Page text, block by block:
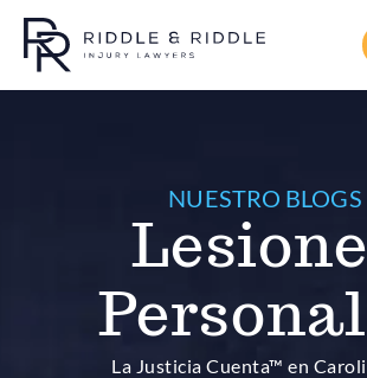
NUESTRO BLOGS
La Justicia Cuenta™ en